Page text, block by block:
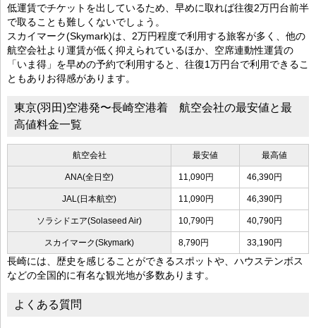
低運賃でチケットを出しているため、早めに取れば往復2万円台前半
で取ることも難しくないでしょう。
スカイマーク(Skymark)は、2万円程度で利用する旅客が多く、他の
航空会社より運賃が低く抑えられているほか、空席連動性運賃の
「いま得」を早めの予約で利用すると、往復1万円台で利用できるこ
ともありお得感があります。
東京(羽田)空港発〜長崎空港着 航空会社の最安値と最
高値料金一覧
航空会社 最安値 最高値
ANA(全日空) 11,090円 46,390円
JAL(日本航空) 11,090円 46,390円
ソラシドエア(Solaseed Air) 10,790円 40,790円
スカイマーク(Skymark) 8,790円 33,190円
長崎には、歴史を感じることができるスポットや、ハウステンボス
などの全国的に有名な観光地が多数あります。
よくある質問